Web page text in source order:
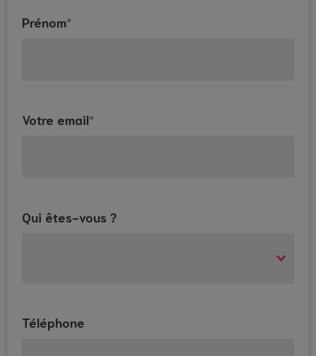
Prénom*
Votre email*
Qui êtes-vous ?
Téléphone